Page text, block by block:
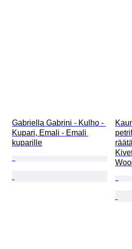
Gabriella Gabrini - Kulho -
Kupari, Emali - Emali
kuparille